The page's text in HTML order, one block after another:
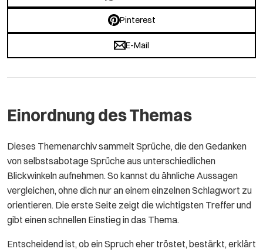
Pinterest
E-Mail
Einordnung des Themas
Dieses Themenarchiv sammelt Sprüche, die den Gedanken
von selbstsabotage Sprüche aus unterschiedlichen
Blickwinkeln aufnehmen. So kannst du ähnliche Aussagen
vergleichen, ohne dich nur an einem einzelnen Schlagwort zu
orientieren. Die erste Seite zeigt die wichtigsten Treffer und
gibt einen schnellen Einstieg in das Thema.
Entscheidend ist, ob ein Spruch eher tröstet, bestärkt, erklärt